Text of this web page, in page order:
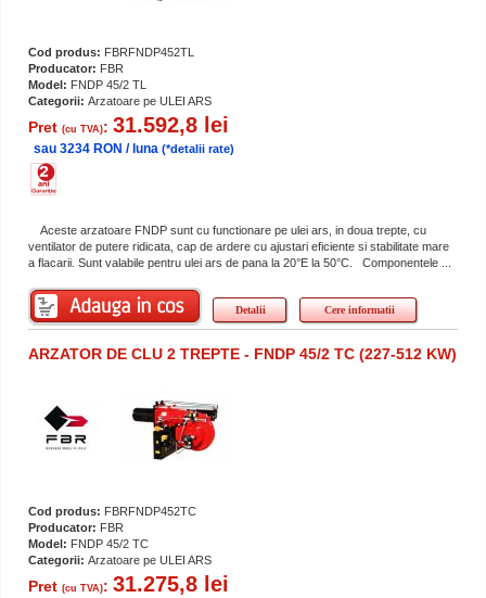
Cod produs: FBRFNDP452TL
Producator: FBR
Model: FNDP 45/2 TL
Categorii: Arzatoare pe ULEI ARS
Pret (cu TVA): 31.592,8 lei
sau 3234 RON / luna (*detalii rate)
Aceste arzatoare FNDP sunt cu functionare pe ulei ars, in doua trepte, cu
ventilator de putere ridicata, cap de ardere cu ajustari eficiente si stabilitate mare
a flacarii. Sunt valabile pentru ulei ars de pana la 20°E la 50°C. Componentele ...
Detalii Cere informatii
ARZATOR DE CLU 2 TREPTE - FNDP 45/2 TC (227-512 KW)
Cod produs: FBRFNDP452TC
Producator: FBR
Model: FNDP 45/2 TC
Categorii: Arzatoare pe ULEI ARS
Pret (cu TVA): 31.275,8 lei